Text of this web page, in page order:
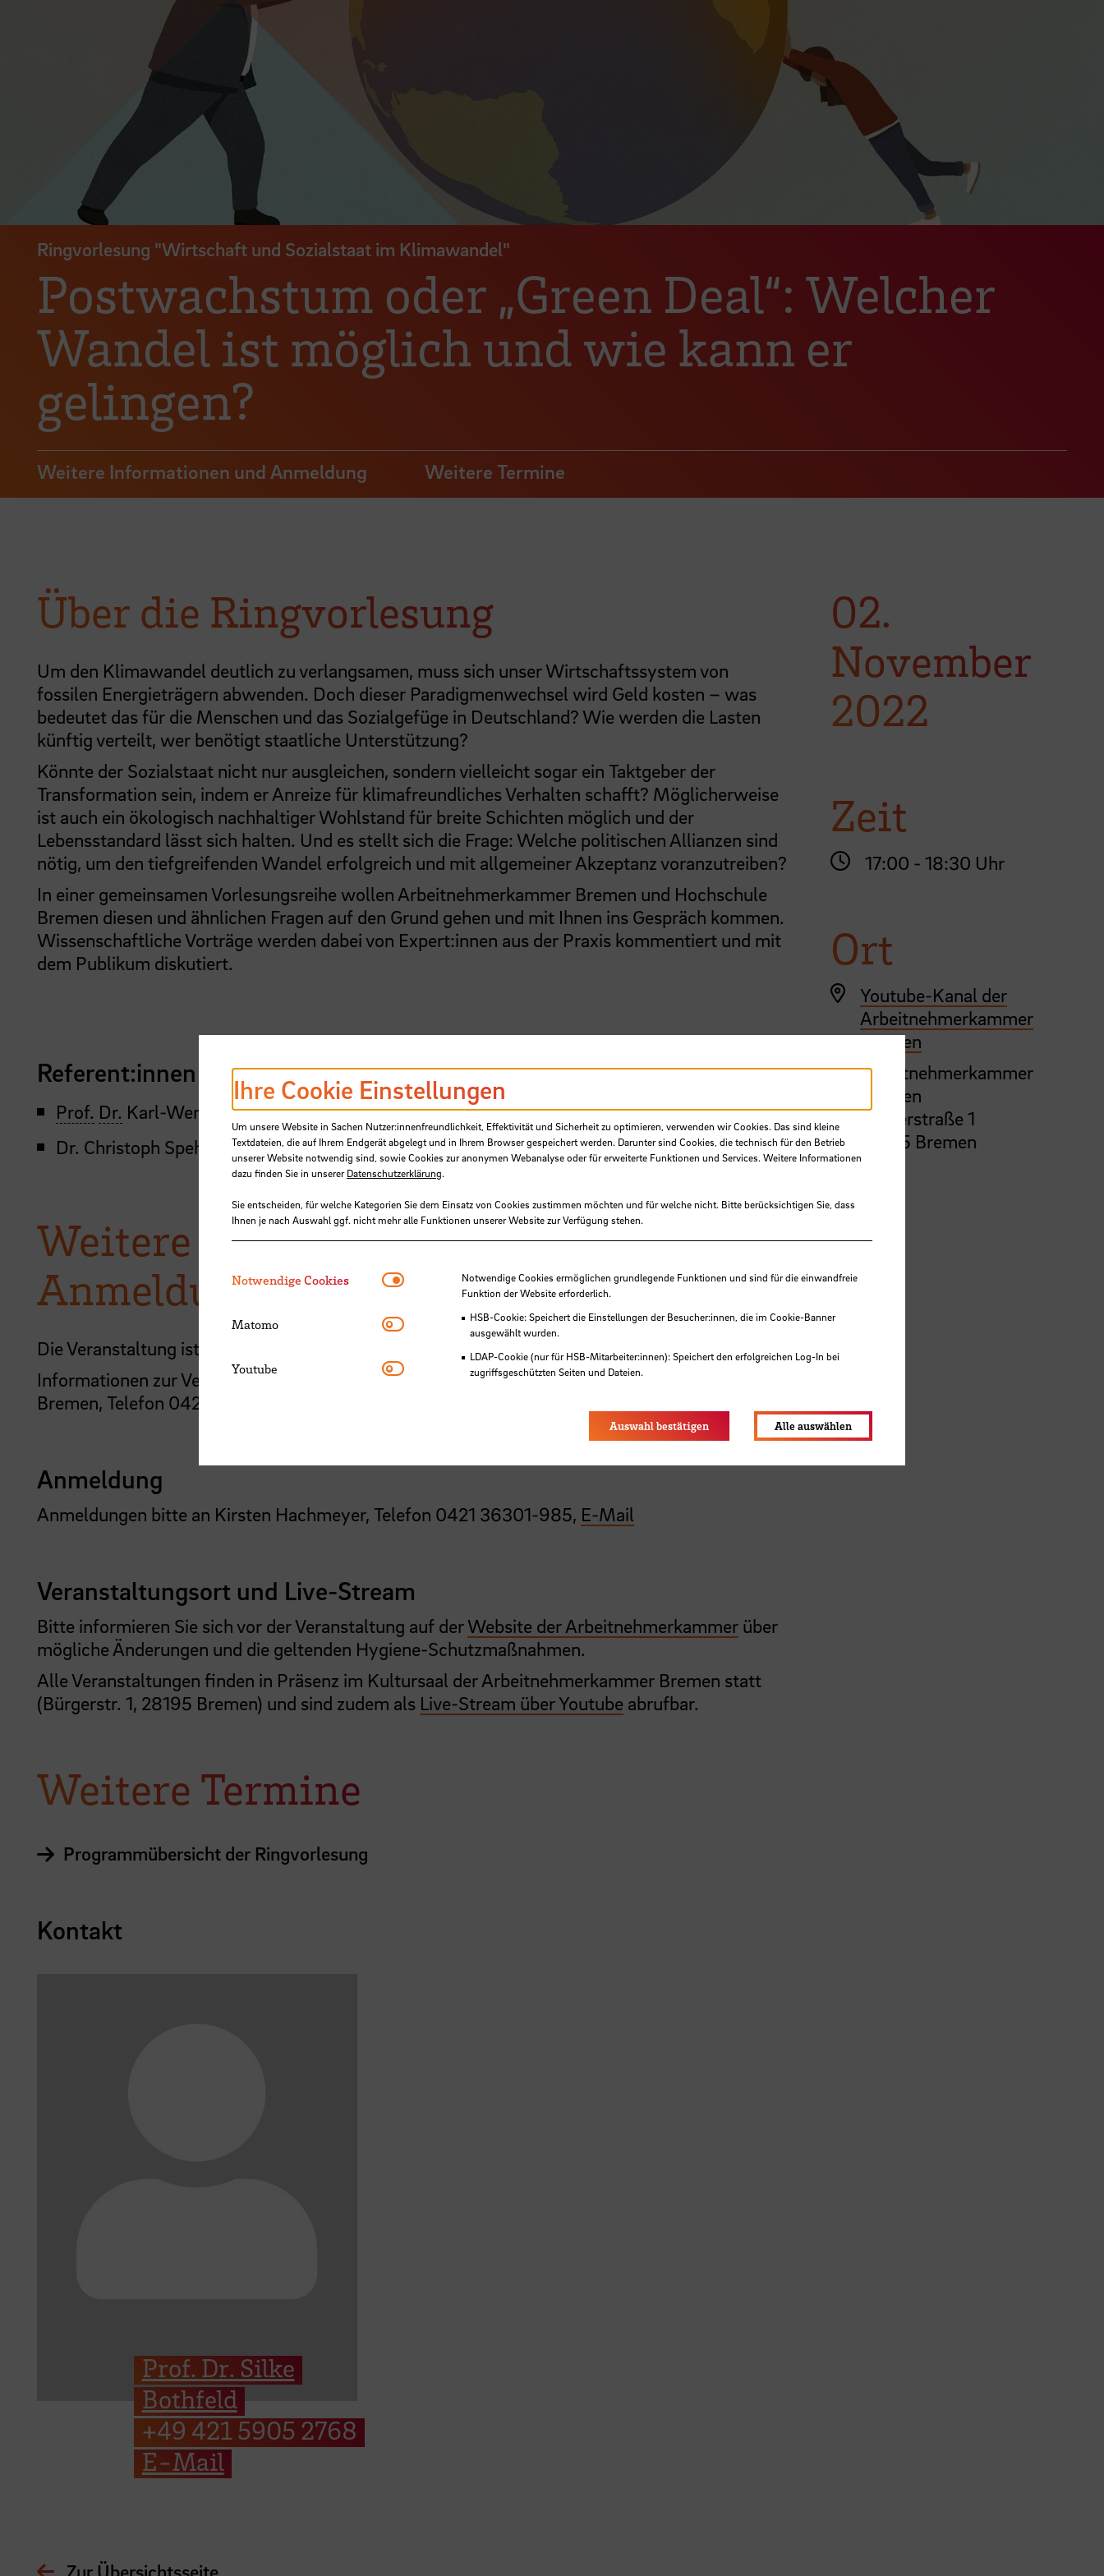
Ringvorlesung "Wirtschaft und Sozialstaat im Klimawandel"
Postwachstum oder „Green Deal“: Welcher
Wandel ist möglich und wie kann er
gelingen?
Weitere Informationen und Anmeldung Weitere Termine
Über die Ringvorlesung
Um den Klimawandel deutlich zu verlangsamen, muss sich unser Wirtschaftssystem von
fossilen Energieträgern abwenden. Doch dieser Paradigmenwechsel wird Geld kosten – was
bedeutet das für die Menschen und das Sozialgefüge in Deutschland? Wie werden die Lasten
künftig verteilt, wer benötigt staatliche Unterstützung?
Könnte der Sozialstaat nicht nur ausgleichen, sondern vielleicht sogar ein Taktgeber der
Transformation sein, indem er Anreize für klimafreundliches Verhalten schafft? Möglicherweise
ist auch ein ökologisch nachhaltiger Wohlstand für breite Schichten möglich und der
Lebensstandard lässt sich halten. Und es stellt sich die Frage: Welche politischen Allianzen sind
nötig, um den tiefgreifenden Wandel erfolgreich und mit allgemeiner Akzeptanz voranzutreiben?
In einer gemeinsamen Vorlesungsreihe wollen Arbeitnehmerkammer Bremen und Hochschule
Bremen diesen und ähnlichen Fragen auf den Grund gehen und mit Ihnen ins Gespräch kommen.
Wissenschaftliche Vorträge werden dabei von Expert:innen aus der Praxis kommentiert und mit
dem Publikum diskutiert.
Referent:innen
Prof. Dr. Karl-Werner Brand, TU München und Universität Jena
Dr. Christoph Spehr, Die LINKE
Weitere Informationen und
Anmeldung
Die Veranstaltung ist kostenfrei.
Informationen zur Veranstaltung erhalten Sie bei Dr. Marion Salot, Arbeitnehmerkammer
Bremen, Telefon 0421 36301-66
Anmeldung
Anmeldungen bitte an Kirsten Hachmeyer, Telefon 0421 36301-985, E-Mail
Veranstaltungsort und Live-Stream
Bitte informieren Sie sich vor der Veranstaltung auf derWebsite der Arbeitnehmerkammer über
mögliche Änderungen und die geltenden Hygiene-Schutzmaßnahmen.
Alle Veranstaltungen finden in Präsenz im Kultursaal der Arbeitnehmerkammer Bremen statt
(Bürgerstr. 1, 28195 Bremen) und sind zudem als Live-Stream über Youtube abrufbar.
Weitere Termine
Programmübersicht der Ringvorlesung
Kontakt
Prof. Dr. Silke
Bothfeld
+49 421 5905 2768
E-Mail
02.
November
2022
Zeit
17:00 - 18:30 Uhr
Ort
Youtube-Kanal der
Arbeitnehmerkammer
Bremen
Arbeitnehmerkammer
Bremen
Bürgerstraße 1
28195 Bremen
Zur Übersichtsseite
Ihre Cookie Einstellungen
Um unsere Website in Sachen Nutzer:innenfreundlichkeit, Effektivität und Sicherheit zu optimieren, verwenden wir Cookies. Das sind kleine
Textdateien, die auf Ihrem Endgerät abgelegt und in Ihrem Browser gespeichert werden. Darunter sind Cookies, die technisch für den Betrieb
unserer Website notwendig sind, sowie Cookies zur anonymen Webanalyse oder für erweiterte Funktionen und Services. Weitere Informationen
dazu finden Sie in unsererDatenschutzerklärung.
Sie entscheiden, für welche Kategorien Sie dem Einsatz von Cookies zustimmen möchten und für welche nicht. Bitte berücksichtigen Sie, dass
Ihnen je nach Auswahl ggf. nicht mehr alle Funktionen unserer Website zur Verfügung stehen.
Notwendige Cookies Notwendige CookiesNotwendige Cookies ermöglichen grundlegende Funktionen und sind für die einwandfreie
Funktion der Website erforderlich.
HSB-Cookie: Speichert die Einstellungen der Besucher:innen, die im Cookie-Banner
ausgewählt wurden.
LDAP-Cookie (nur für HSB-Mitarbeiter:innen): Speichert den erfolgreichen Log-In bei
zugriffsgeschützten Seiten und Dateien.
Matomo Matomo
Youtube Youtube
Auswahl bestätigen Alle auswählen